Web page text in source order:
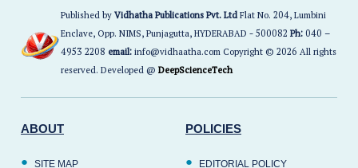
Published byVidhatha Publications Pvt. LtdFlat No. 204, Lumbini
Enclave, Opp. NIMS, Punjagutta, HYDERABAD - 500082Ph:040 –
4953 2208 email:info@vidhaatha.com Copyright © 2026 All rights
reserved. Developed @DeepScienceTech
ABOUT
SITE MAP
POLICIES
EDITORIAL POLICY